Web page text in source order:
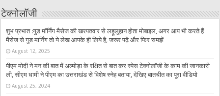
टेक्नोलॉजी
शुभ प्रभात :गुड मॉर्निंग मैसेज की खरपतवार से लहूलुहान होता मोबाइल, अगर आप भी करते हैं
मैसेज से गुड मार्निंग तो ये लेख आपके ही लिये है, जरूर पढ़ें और फिर समझें
August 12, 2025
पीएम मोदी ने मन की बात में अल्मोड़ा के रक्षित से बात कर स्पेस टेक्नोलॉजी के काम की जानकारी
ली, सीएम धामी ने पीएम का उत्तराखंड से विशेष स्नेह बताया, देखिए बातचीत का पूरा वीडियो
August 25, 2024